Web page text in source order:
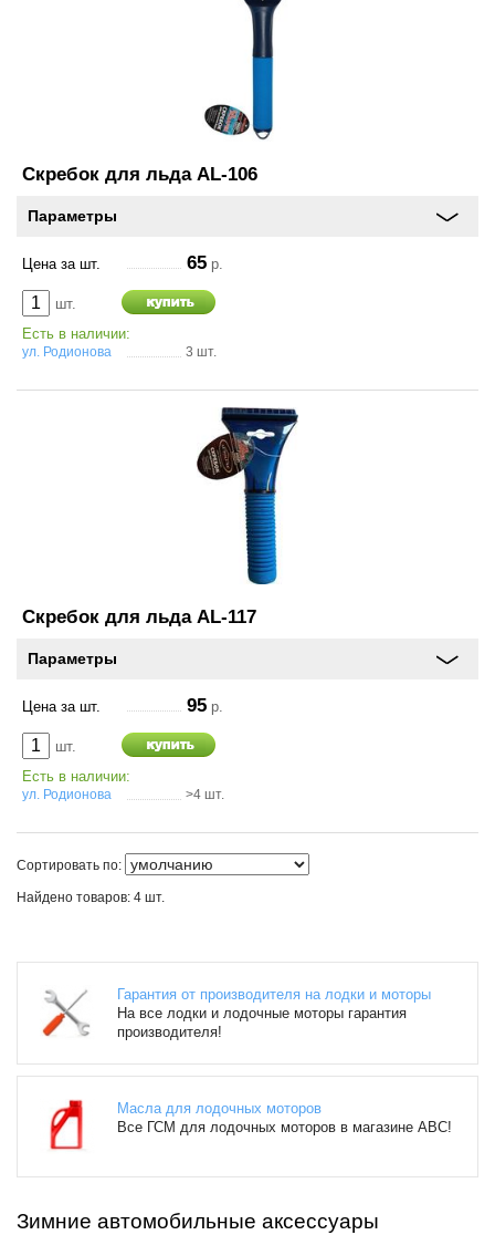
сервисное обслуживание
работы
Оплата
Отзывы
Вакансии
отзыв
Консультация
по
шинам
(831)
410-
77
Скребок для льда AL-106
Параметры
Цена за шт. 65 р.
шт.
Есть в наличии:
ул. Родионова 3 шт.
Скребок для льда AL-117
Параметры
Цена за шт. 95 р.
шт.
Есть в наличии:
ул. Родионова >4 шт.
Сортировать по:
Найдено товаров: 4 шт.
Гарантия от производителя на лодки и моторы
На все лодки и лодочные моторы гарантия
производителя!
Масла для лодочных моторов
Все ГСМ для лодочных моторов в магазине АВС!
Зимние автомобильные аксессуары